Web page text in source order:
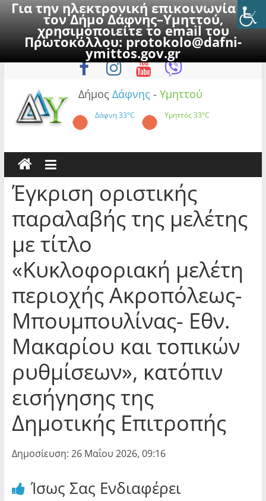
Για την ηλεκτρονική επικοινωνία με
τον Δήμο Δάφνης–Υμηττού,
χρησιμοποιείτε το email του
Πρωτοκόλλου:protokolo@dafni-
ymittos.gov.gr
to
Πέμπτη, 6 Αυγούστου 2026
Δήμος Δάφνης - Υμηττού
Δάφνη33°C Υμηττός33°C
Έγκριση οριστικής
παραλαβής της μελέτης
με τίτλο
«Κυκλοφοριακή μελέτη
περιοχής Ακροπόλεως-
Μπουμπουλίνας- Εθν.
Μακαρίου και τοπικών
ρυθμίσεων», κατόπιν
εισήγησης της
Δημοτικής Επιτροπής
Δημοσίευση: 26 Μαΐου 2026, 09:16
Ίσως Σας Ενδιαφέρει